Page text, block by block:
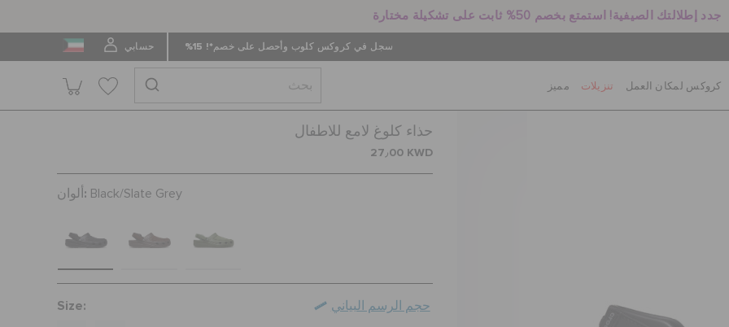
جدد إطلالتك الصيفية! استمتع بخصم 50% ثابت على تشكيلة مختارة
سجل في كروكس كلوب وأحصل على خصم*! 15% حسابي
كروكس لمكان العمل تنزيلات مميز
حذاء كلوغ لامع للاطفال
27٫00 KWD
ألوان: Black/Slate Grey
Size:
حجم الرسم البياني